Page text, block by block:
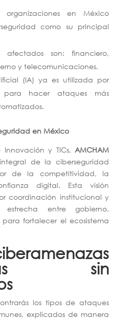
en México
como su principal
afectados son: financiero,
y telecomunicaciones.
(IA) ya es utilizada por
para hacer ataques más
en México
y TICs, AMCHAM
de la ciberseguridad
de la competitividad, la
digital. Esta visión
coordinación institucional y
entre gobierno,
fortalecer el ecosistema
sin
los tipos de ataques
explicados de manera